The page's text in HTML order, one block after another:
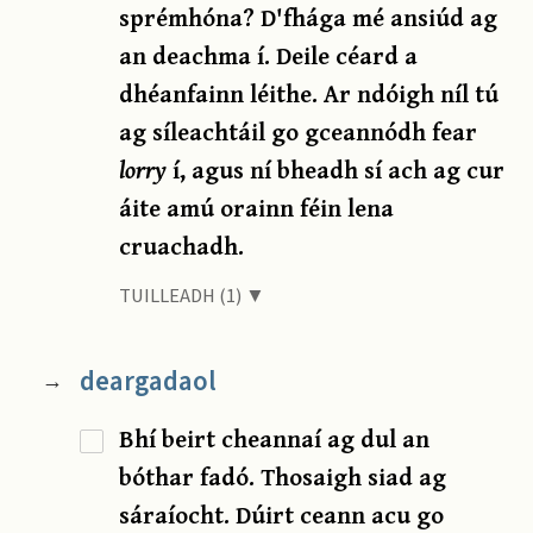
sprémhóna? D'fhága mé ansiúd ag
an deachma í. Deile céard a
dhéanfainn léithe. Ar ndóigh níl tú
ag síleachtáil go gceannódh fear
lorryí, agus ní bheadh sí ach ag cur
áite amú orainn féin lena
cruachadh.
TUILLEADH (1) ▼
→ deargadaol
Bhí beirt cheannaí ag dul an
bóthar fadó. Thosaigh siad ag
sáraíocht. Dúirt ceann acu go